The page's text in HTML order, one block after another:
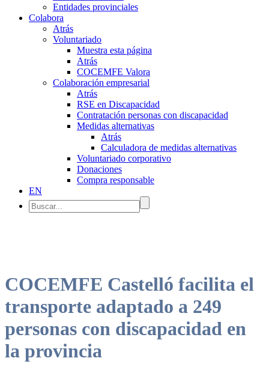
Entidades provinciales
Colabora
Atrás
Voluntariado
Muestra esta página
Atrás
COCEMFE Valora
Colaboración empresarial
Atrás
RSE en Discapacidad
Contratación personas con discapacidad
Medidas alternativas
Atrás
Calculadora de medidas alternativas
Voluntariado corporativo
Donaciones
Compra responsable
EN
COCEMFE Castelló facilita el
transporte adaptado a 249
personas con discapacidad en
la provincia